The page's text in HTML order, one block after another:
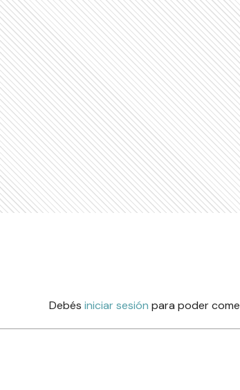
Debés iniciar sesión para poder